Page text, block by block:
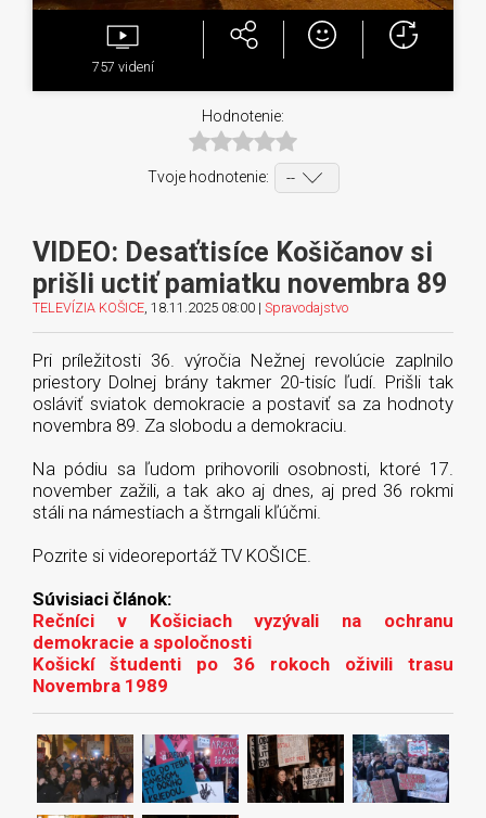
757videní
Hodnotenie:
Tvoje hodnotenie:
VIDEO: Desaťtisíce Košičanov si
prišli uctiť pamiatku novembra 89
TELEVÍZIA KOŠICE , 18.11.2025 08:00 | Spravodajstvo
Pri príležitosti 36. výročia Nežnej revolúcie zaplnilo
priestory Dolnej brány takmer 20-tisíc ľudí. Prišli tak
osláviť sviatok demokracie a postaviť sa za hodnoty
novembra 89. Za slobodu a demokraciu.
Na pódiu sa ľudom prihovorili osobnosti, ktoré 17.
november zažili, a tak ako aj dnes, aj pred 36 rokmi
stáli na námestiach a štrngali kľúčmi.
Pozrite si videoreportáž TV KOŠICE.
Súvisiaci článok:
Rečníci v Košiciach vyzývali na ochranu
demokracie a spoločnosti
Košickí študenti po 36 rokoch oživili trasu
Novembra 1989